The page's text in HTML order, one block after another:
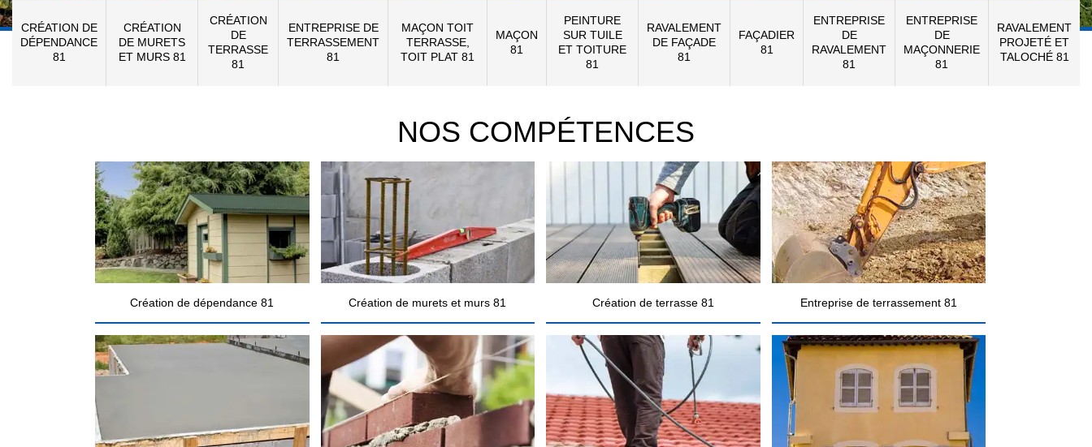
CRÉATION DE
DÉPENDANCE
81
CRÉATION
DE MURETS
ET MURS 81
CRÉATION
DE
TERRASSE
81
ENTREPRISE DE
TERRASSEMENT
81
MAÇON TOIT
TERRASSE,
TOIT PLAT 81
MAÇON
81
PEINTURE
SUR TUILE
ET TOITURE
81
RAVALEMENT
DE FAÇADE
81
FAÇADIER
81
ENTREPRISE
DE
RAVALEMENT
81
ENTREPRISE
DE
MAÇONNERIE
81
RAVALEMENT
PROJETÉ ET
TALOCHÉ 81
NOS COMPÉTENCES
Création de dépendance 81 Création de murets et murs 81 Création de terrasse 81 Entreprise de terrassement 81